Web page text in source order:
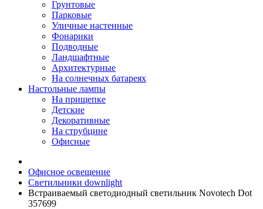
Грунтовые
Парковые
Уличные настенные
Фонарики
Подводные
Ландшафтные
Архитектурные
На солнечных батареях
Настольные лампы
На прищепке
Детские
Декоративные
На струбцине
Офисные
Офисное освещение
Светильники downlight
Встраиваемый светодиодный светильник Novotech Dot
357699